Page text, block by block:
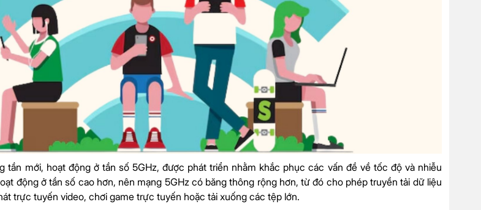
tần mới, hoạt động ở tần số 5GHz, được phát triển nhằm khắc phục các vấn đề về tốc độ và nhiễu
động ở tần số cao hơn, nên mạng 5GHz có băng thông rộng hơn, từ đó cho phép truyền tải dữ liệu
trực tuyến video, chơi game trực tuyến hoặc tải xuống các tệp lớn.